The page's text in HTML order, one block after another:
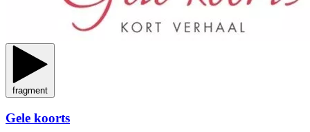
fragment
Gele koorts